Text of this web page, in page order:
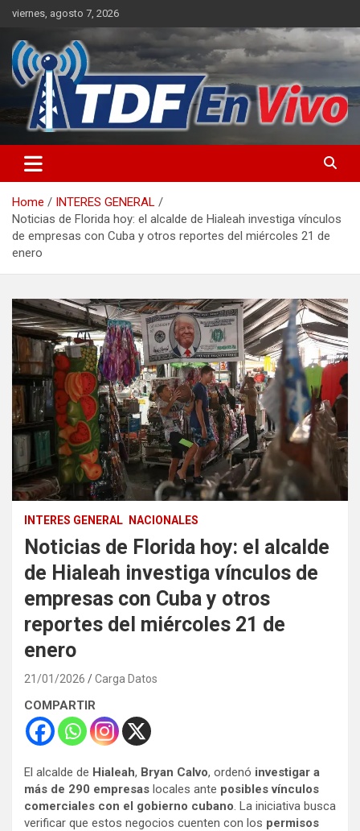
Skip
content
viernes, agosto 7, 2026
Home
INTERES GENERAL
Noticias de Florida hoy: el alcalde de Hialeah investiga vínculos
de empresas con Cuba y otros reportes del miércoles 21 de
enero
INTERES GENERAL NACIONALES
Noticias de Florida hoy: el alcalde
de Hialeah investiga vínculos de
empresas con Cuba y otros
reportes del miércoles 21 de
enero
21/01/2026 Carga Datos
COMPARTIR
El alcalde de Hialeah, Bryan Calvo, ordenó investigar a
más de 290 empresas locales ante posibles vínculos
comerciales con el gobierno cubano . La iniciativa busca
verificar que estos negocios cuenten con los permisos